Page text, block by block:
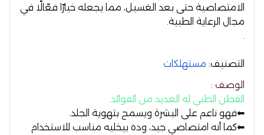
الامتصاصية حتى بعد الغسيل، مما يجعله خيارًا فعّالًا في
مجال الرعاية الطبية.
.
التصنيف: مستهلكات
الوصف :
القطن الطبي له العديد من الفوائد:
⬅ فهو ناعم على البشرة ويسمح بتهوية الجلد.
⬅ كما أنه امتصاصي جيد، وده بيخليه مناسب للاستخدام